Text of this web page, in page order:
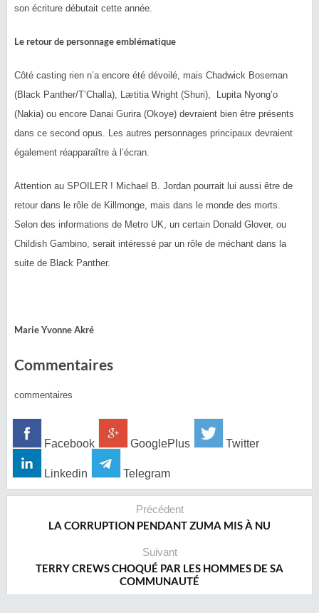
son écriture débutait cette année.
Le retour de personnage emblématique
Côté casting rien n’a encore été dévoilé, mais Chadwick Boseman
(Black Panther/T’Challa), Lætitia Wright (Shuri), Lupita Nyong’o
(Nakia) ou encore Danai Gurira (Okoye) devraient bien être présents
dans ce second opus. Les autres personnages principaux devraient
également réapparaître à l’écran.
Attention au SPOILER ! Michael B. Jordan pourrait lui aussi être de
retour dans le rôle de Killmonge, mais dans le monde des morts.
Selon des informations de Metro UK, un certain Donald Glover, ou
Childish Gambino, serait intéressé par un rôle de méchant dans la
suite de Black Panther.
Marie Yvonne Akré
Commentaires
commentaires
Facebook GooglePlus Twitter
Linkedin Telegram
Précédent
LA CORRUPTION PENDANT ZUMA MIS À NU
Suivant
TERRY CREWS CHOQUÉ PAR LES HOMMES DE SA
COMMUNAUTÉ